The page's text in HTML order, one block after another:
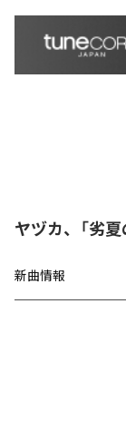
ヤヅカ、「劣
新曲情報